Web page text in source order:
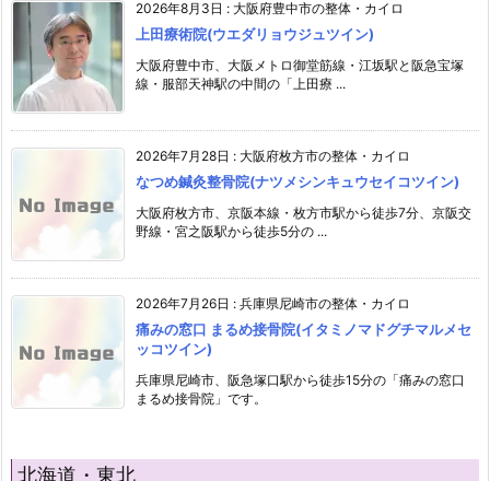
2026年8月3日 : 大阪府豊中市の整体・カイロ
上田療術院(ウエダリョウジュツイン)
大阪府豊中市、大阪メトロ御堂筋線・江坂駅と阪急宝塚
線・服部天神駅の中間の「上田療 ...
2026年7月28日 : 大阪府枚方市の整体・カイロ
なつめ鍼灸整骨院(ナツメシンキュウセイコツイン)
大阪府枚方市、京阪本線・枚方市駅から徒歩7分、京阪交
野線・宮之阪駅から徒歩5分の ...
2026年7月26日 : 兵庫県尼崎市の整体・カイロ
痛みの窓口 まるめ接骨院(イタミノマドグチマルメセ
ッコツイン)
兵庫県尼崎市、阪急塚口駅から徒歩15分の「痛みの窓口
まるめ接骨院」です。
北海道・東北